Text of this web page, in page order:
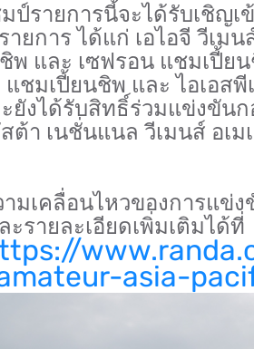
ป์รายการนี้จะได้รับเชิญ
ายการ ได้แก่ เอไอจี วีเม
พ และ เซฟรอน แชมเปี้ย
แชมเปี้ยนชิพ และ ไอเอส
ยังได้รับสิทธิ์ร่วมแข่งขัน
ต้า เนชั่นแนล วีเมนส์ อเม
มเคลื่อนไหวของการแข่ง
รายละเอียดเพิ่มเติมได้ที่
asia-